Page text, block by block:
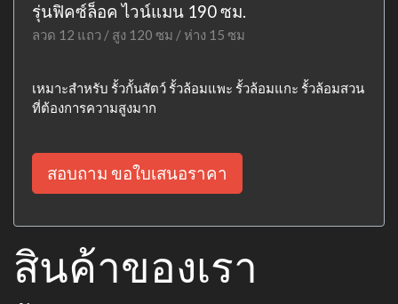
รุ่นฟิคซ์ล็อค ไวน์แมน 190 ซม.
ลวด 12 แถว / สูง 120 ซม / ห่าง 15 ซม
เหมาะสำหรับ รั้วกั้นสัตว์ รั้วล้อมแพะ รั้วล้อมแกะ รั้วล้อมสวน
ที่ต้องการความสูงมาก
สอบถาม ขอใบเสนอราคา
สินค้าของเรา